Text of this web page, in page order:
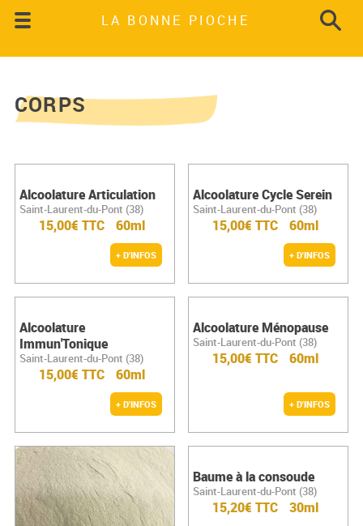
LA BONNE PIOCHE
CORPS
Alcoolature Articulation
Saint-Laurent-du-Pont (38)
15,00€ TTC 60ml
+ D'INFOS
Alcoolature Cycle Serein
Saint-Laurent-du-Pont (38)
15,00€ TTC 60ml
+ D'INFOS
Alcoolature
Immun'Tonique
Saint-Laurent-du-Pont (38)
15,00€ TTC 60ml
+ D'INFOS
Alcoolature Ménopause
Saint-Laurent-du-Pont (38)
15,00€ TTC 60ml
+ D'INFOS
Baume à la consoude
Saint-Laurent-du-Pont (38)
15,20€ TTC 30ml